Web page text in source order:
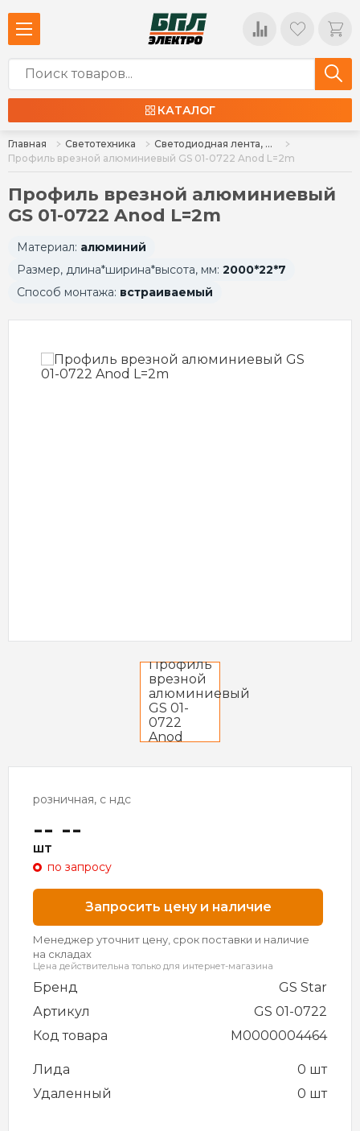
КАТАЛОГ
Главная Светотехника
Светодиодная лента, гибкий неон, комплектующие
Профиль врезной алюминиевый GS 01-0722 Anod L=2m
Профиль врезной алюминиевый
GS 01-0722 Anod L=2m
Материал: алюминий
Размер, длина*ширина*высота, мм: 2000*22*7
Способ монтажа: встраиваемый
розничная, с ндс
-- --
шт
по запросу
Запросить цену и наличие
Менеджер уточнит цену, срок поставки и наличие
на складах
Цена действительна только для интернет-магазина
Бренд
GS Star
Артикул
GS 01-0722
Код товара
M0000004464
Лида
0 шт
Удаленный
0 шт